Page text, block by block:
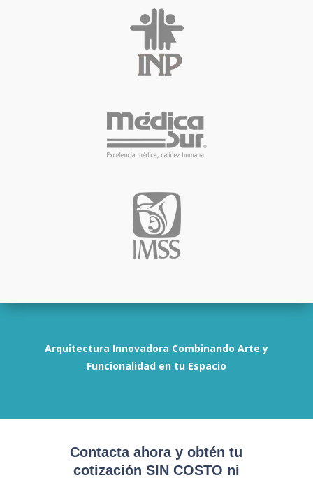
Arquitectura Innovadora Combinando Arte y
Funcionalidad en tu Espacio
Contacta ahora y obtén tu
cotización SIN COSTO ni